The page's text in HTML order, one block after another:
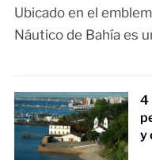
Ubicado en el
Náutico de Bahía es
4
y